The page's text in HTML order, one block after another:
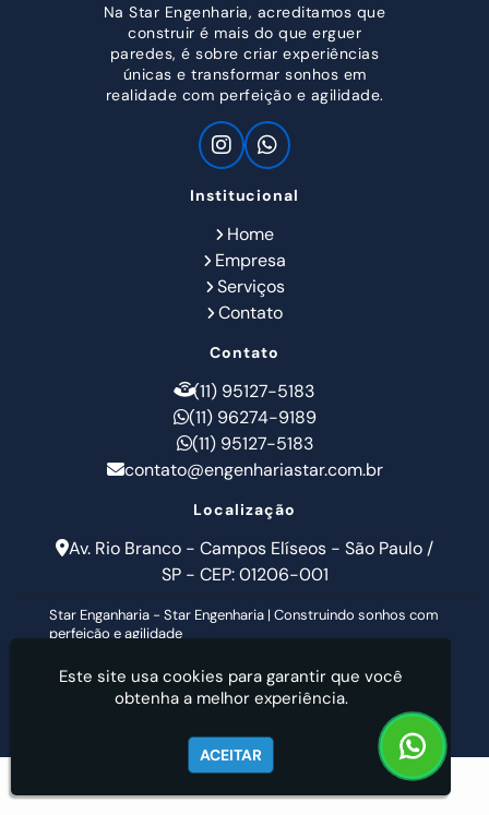
Na Star Engenharia, acreditamos que
construir é mais do que erguer
paredes, é sobre criar experiências
únicas e transformar sonhos em
realidade com perfeição e agilidade.
Institucional
Home
Empresa
Serviços
Contato
Contato
(11) 95127-5183
(11) 96274-9189
(11) 95127-5183
contato@engenhariastar.com.br
Localização
Av. Rio Branco - Campos Elíseos - São Paulo /
SP - CEP: 01206-001
Star Enganharia - Star Engenharia | Construindo sonhos com
perfeição e agilidade
Este site usa cookies para garantir que você
obtenha a melhor experiência.
ACEITAR